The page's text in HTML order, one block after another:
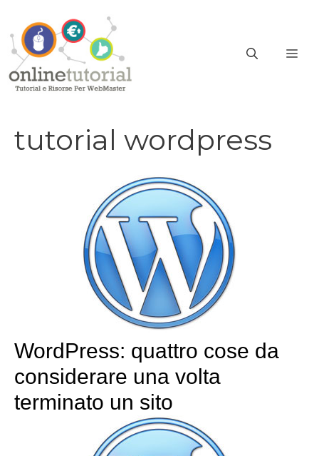
contenuto
tutorial wordpress
WordPress: quattro cose da
considerare una volta
terminato un sito